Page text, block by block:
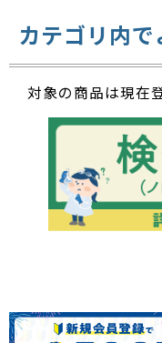
カテゴリ内
対象の商品は現在